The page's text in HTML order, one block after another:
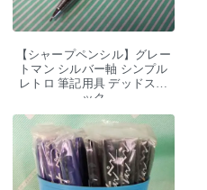
【シャープペンシル】グレー
トマン シルバー軸 シンプル
レトロ 筆記用具 デッドスト
ック